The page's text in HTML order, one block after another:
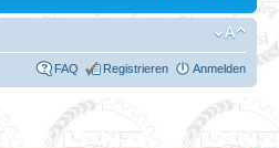
FAQ Registrieren Anmelden